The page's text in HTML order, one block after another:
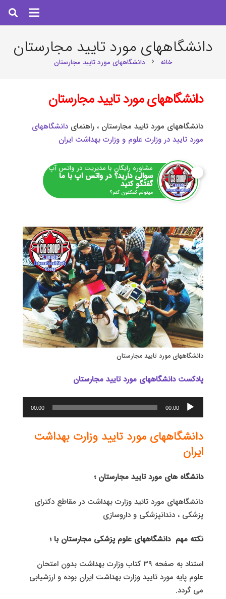
دانشگاههای مورد تایيد مجارستان
خانه chevron_right دانشگاههای مورد تایيد مجارستان
دانشگاههای مورد تایید مجارستان
دانشگاههای مورد تایيد مجارستان ، راهنمای دانشگاههای
مورد تایید در وزارت علوم و وزارت بهداشت ایران
مشاوره رایگان با مدیریت در واتس آپ
سوالی دارید؟ در واتس اپ با ما
گفتگو کنید
میتونم کمکتون کنم؟
دانشگاههای مورد تایيد مجارستان
پادکست دانشگاههای مورد تایید مجارستان
پخش‌کننده
صوت
00:00
00:00
دانشگاههای مورد تایید وزارت بهداشت
ایران
دانشگاه های مورد تایید مجارستان ؛
دانشگاههای مورد تائید وزارت بهداشت در مقاطع دكترای
پزشكی ، دندانپزشكی و داروسازی
نكته مهم دانشگاههای علوم پزشكی مجارستان با ؛
استناد به صفحه 39 كتاب وزارت بهداشت بدون امتحان
علوم پایه مورد تایید وزارت بهداشت ایران بوده و ارزشیابی
می گردد.